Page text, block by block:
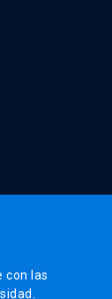
con las